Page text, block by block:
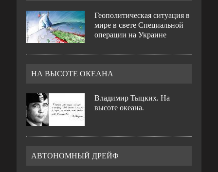
Геополитическая ситуация в
мире в свете Специальной
операции на Украине
НА ВЫСОТЕ ОКЕАНА
Владимир Тыцких. На
высоте океана.
АВТОНОМНЫЙ ДРЕЙФ